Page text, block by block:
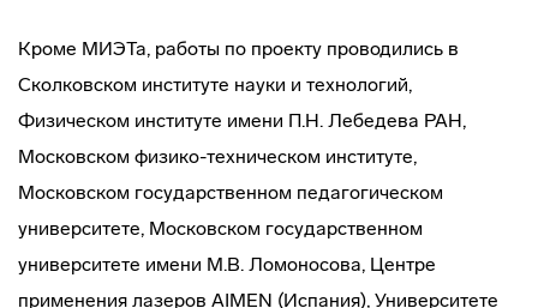
Кроме МИЭТа, работы по проекту проводились в
Сколковском институте науки и технологий,
Физическом институте имени П.Н. Лебедева РАН,
Московском физико-техническом институте,
Московском государственном педагогическом
университете, Московском государственном
университете имени М.В. Ломоносова, Центре
применения лазеров AIMEN (Испания), Университете